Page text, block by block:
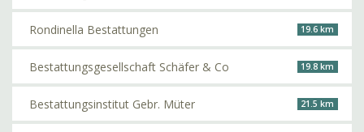
Rondinella Bestattungen 19.6 km
Bestattungsgesellschaft Schäfer & Co 19.8 km
Bestattungsinstitut Gebr. Müter 21.5 km